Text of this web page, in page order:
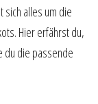
sich alles um die
Hier erfährst du,
du die passende